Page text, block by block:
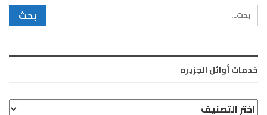
خدمات أوائل الجزيره
خدمات